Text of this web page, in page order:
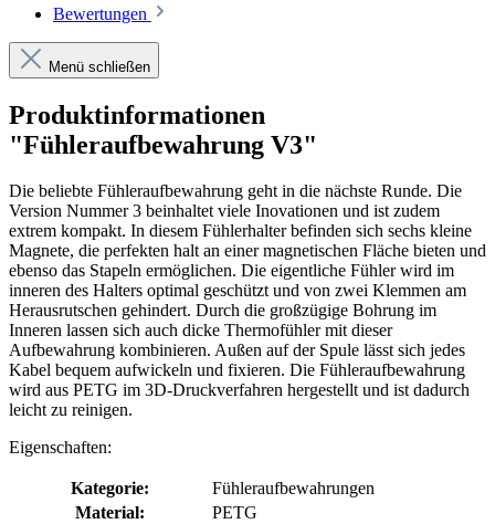
Bewertungen
Menü schließen
Produktinformationen
"Fühleraufbewahrung V3"
Die beliebte Fühleraufbewahrung geht in die nächste Runde. Die
Version Nummer 3 beinhaltet viele Inovationen und ist zudem
extrem kompakt. In diesem Fühlerhalter befinden sich sechs kleine
Magnete, die perfekten halt an einer magnetischen Fläche bieten und
ebenso das Stapeln ermöglichen. Die eigentliche Fühler wird im
inneren des Halters optimal geschützt und von zwei Klemmen am
Herausrutschen gehindert. Durch die großzügige Bohrung im
Inneren lassen sich auch dicke Thermofühler mit dieser
Aufbewahrung kombinieren. Außen auf der Spule lässt sich jedes
Kabel bequem aufwickeln und fixieren. Die Fühleraufbewahrung
wird aus PETG im 3D-Druckverfahren hergestellt und ist dadurch
leicht zu reinigen.
Eigenschaften:
Kategorie:
Fühleraufbewahrungen
Material:
PETG